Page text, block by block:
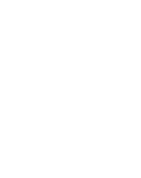
体并
研究
DNA